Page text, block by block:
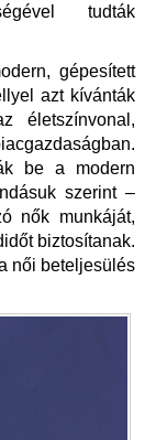
tudták
gépesített
azt kívánták
életszínvonal,
be a modern
szerint –
nők munkáját,
biztosítanak.
női beteljesülés